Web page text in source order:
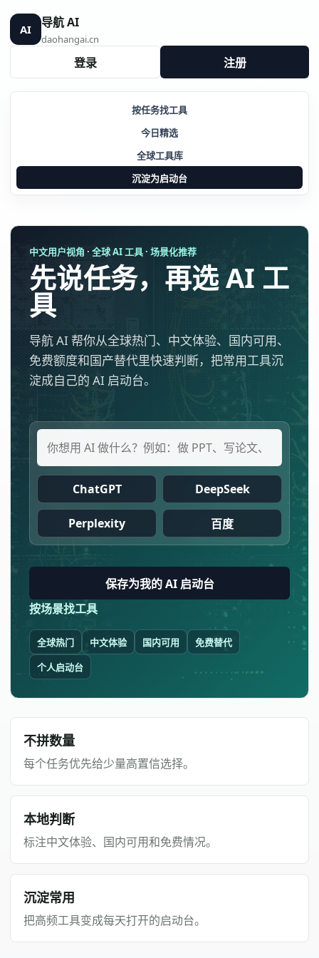
AI 导航 AI
daohangai.cn
登录 注册
按任务找工具
今日精选
全球工具库
沉淀为启动台
中文用户视角 · 全球 AI 工具 · 场景化推荐
先说任务，再选 AI 工
具
导航 AI 帮你从全球热门、中文体验、国内可用、
免费额度和国产替代里快速判断，把常用工具沉
淀成自己的 AI 启动台。
ChatGPT DeepSeek
Perplexity 百度
保存为我的 AI 启动台
按场景找工具
全球热门 中文体验 国内可用
免费替代
个人启动台
不拼数量
每个任务优先给少量高置信选择。
本地判断
标注中文体验、国内可用和免费情况。
沉淀常用
把高频工具变成每天打开的启动台。